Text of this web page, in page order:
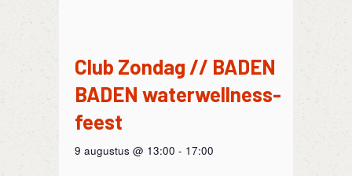
Club Zondag // BADEN
BADEN waterwellness-
feest
9 augustus @ 13:00 - 17:00